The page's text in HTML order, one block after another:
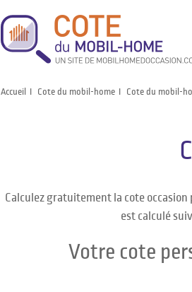
Accueil Cote du mobil-home Cote du mobil-
Calculez gratuitement la cote occasion
est calculé
Votre cote